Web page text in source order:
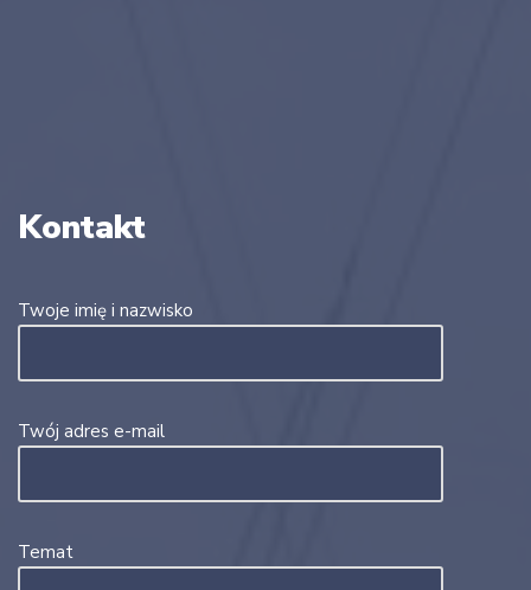
Kontakt
Twoje imię i nazwisko
Twój adres e-mail
Temat